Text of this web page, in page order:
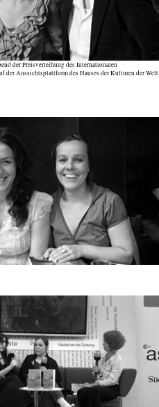
der Preisverleihung des Internationalen
der Aussichtsplattform des Hauses der Kulturen der Welt